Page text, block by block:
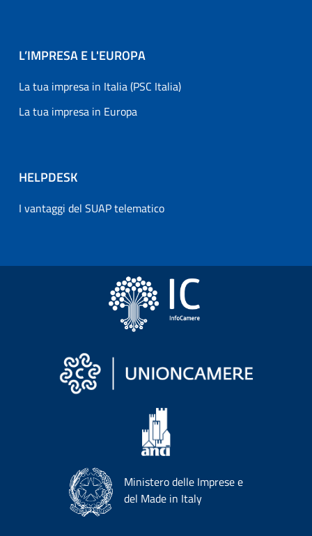
L’IMPRESA E L'EUROPA
La tua impresa in Italia (PSC Italia)
La tua impresa in Europa
HELPDESK
I vantaggi del SUAP telematico
Ministero delle Imprese e
del Made in Italy